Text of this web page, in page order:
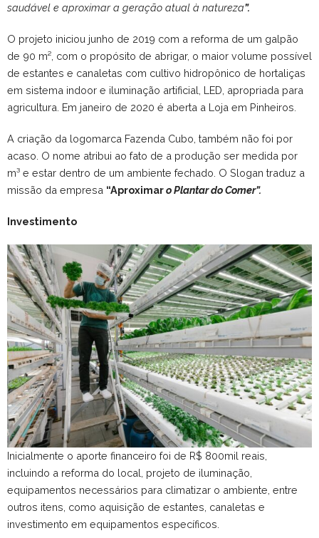
saudável e aproximar a geração atual à natureza”.
O projeto iniciou junho de 2019 com a reforma de um galpão
de 90 m², com o propósito de abrigar, o maior volume possível
de estantes e canaletas com cultivo hidropônico de hortaliças
em sistema indoor e iluminação artificial, LED, apropriada para
agricultura. Em janeiro de 2020 é aberta a Loja em Pinheiros.
A criação da logomarca Fazenda Cubo, também não foi por
acaso. O nome atribui ao fato de a produção ser medida por
m³ e estar dentro de um ambiente fechado. O Slogan traduz a
missão da empresa “Aproximaro Plantar do Comer”.
Investimento
Inicialmente o aporte financeiro foi de R$ 800mil reais,
incluindo a reforma do local, projeto de iluminação,
equipamentos necessários para climatizar o ambiente, entre
outros itens, como aquisição de estantes, canaletas e
investimento em equipamentos específicos.